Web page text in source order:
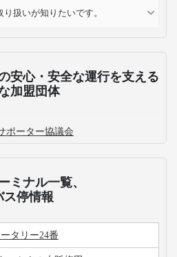
扱いが知りたいです。
安心・安全な運行を支える
加盟団体
ポーター協議会
ミナル一覧、
ス停情報
タリー24番